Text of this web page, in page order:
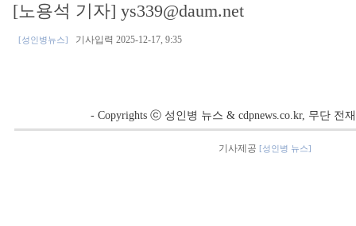
[노용석 기자] ys339@daum.net
[성인병뉴스] 기사입력 2025-12-17, 9:35
- Copyrights ⓒ 성인병 뉴스 & cdpnews.co.kr, 무단 전
기사제공 [성인병 뉴스]